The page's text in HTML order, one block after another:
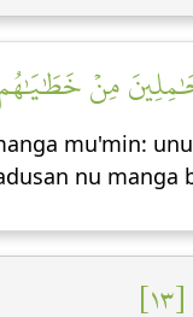
مِنۡ
mu'min:
nu